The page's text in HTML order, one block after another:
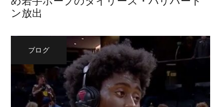
ン放出
ブログ